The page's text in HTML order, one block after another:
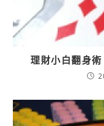
理財小白翻身